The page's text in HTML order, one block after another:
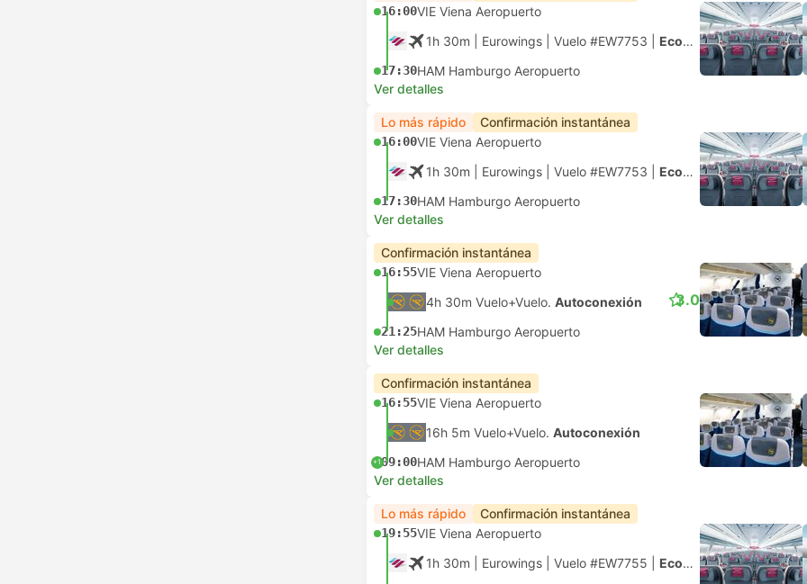
16:00VIE Viena Aeropuerto
1h 30m | Eurowings Vuelo #EW7753 Económica
17:30HAM Hamburgo Aeropuerto
Ver detalles
Lo más rápido Confirmación instantánea
16:00VIE Viena Aeropuerto
1h 30m | Eurowings Vuelo #EW7753 Económica
17:30HAM Hamburgo Aeropuerto
Ver detalles
Confirmación instantánea
16:55VIE Viena Aeropuerto
4h 30m Vuelo+Vuelo. Autoconexión
21:25HAM Hamburgo Aeropuerto
3.0
Ver detalles
Confirmación instantánea
16:55VIE Viena Aeropuerto
16h 5m Vuelo+Vuelo. Autoconexión
+109:00HAM Hamburgo Aeropuerto
Ver detalles
Lo más rápido Confirmación instantánea
19:55VIE Viena Aeropuerto
1h 30m | Eurowings Vuelo #EW7755 Económica